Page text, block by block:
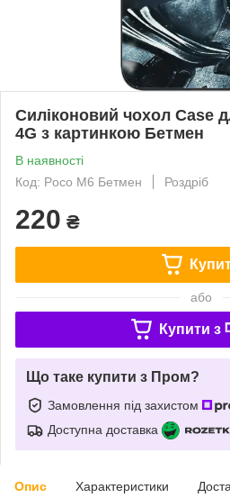
Силіконовий чохол Case
4G з картинкою Бетмен
В наявності
Код: Poco M6 Бетмен
Роздріб
220 ₴
або
Купити з
Що таке купити з Пром?
Замовлення під захистом
Доступна доставка
Опис Характеристики